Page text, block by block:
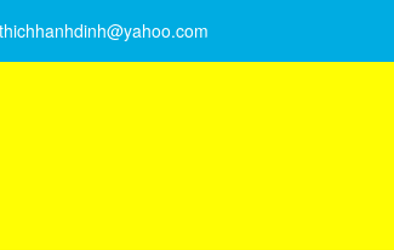
thichhanhdinh@yahoo.com